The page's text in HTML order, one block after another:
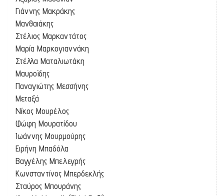
Γιάννης Μακράκης
Μανθαιάκης
Στέλιος Μαρκαντάτος
Μαρία Μαρκογιαννάκη
Στέλλα Ματαλιωτάκη
Μαυροϊδης
Παναγιώτης Μεσσήνης
Μεταξά
Νίκος Μουρέλος
Φώφη Μουρατίδου
Ιωάννης Μουρμούρης
Ειρήνη Μπαδόλα
Βαγγέλης Μπελεγρής
Κωνσταντίνος Μπερδεκλής
Σταύρος Μπουράνης